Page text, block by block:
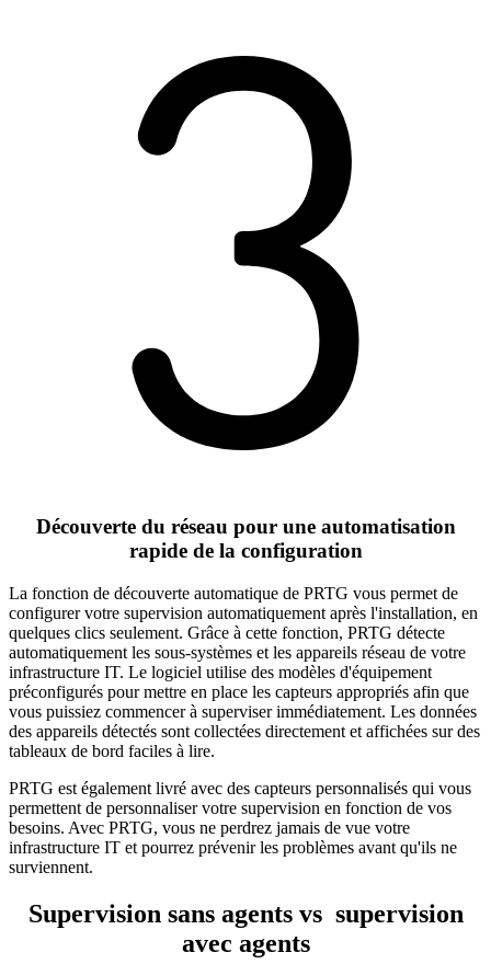
Découverte du réseau pour une automatisation
rapide de la configuration
La fonction de découverte automatique de PRTG vous permet de
configurer votre supervision automatiquement après l'installation, en
quelques clics seulement. Grâce à cette fonction, PRTG détecte
automatiquement les sous-systèmes et les appareils réseau de votre
infrastructure IT. Le logiciel utilise des modèles d'équipement
préconfigurés pour mettre en place les capteurs appropriés afin que
vous puissiez commencer à superviser immédiatement. Les données
des appareils détectés sont collectées directement et affichées sur des
tableaux de bord faciles à lire.
PRTG est également livré avec des capteurs personnalisés qui vous
permettent de personnaliser votre supervision en fonction de vos
besoins. Avec PRTG, vous ne perdrez jamais de vue votre
infrastructure IT et pourrez prévenir les problèmes avant qu'ils ne
surviennent.
Supervision sans agents vs supervision
avec agents